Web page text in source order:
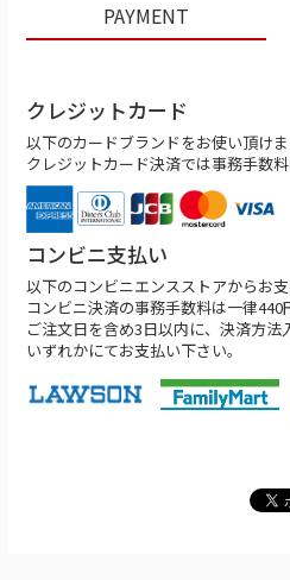
PAYMENT
クレジットカード
以下のカードブランドをお使い頂けま
クレジットカード決済では事務手数料
コンビニ支払い
以下のコンビニエンスストアからお支
コンビニ決済の事務手数料は一律440
ご注文日を含め3日以内に、決済方
いずれかにてお支払い下さい。